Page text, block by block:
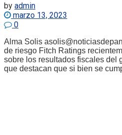
by admin
marzo 13, 2023
0
Alma Solis
de riesgo Fitch Ratings
sobre los resultados fiscales del
que destacan que si bien se